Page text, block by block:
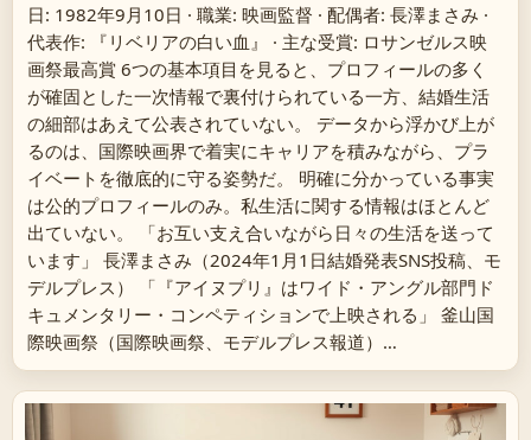
日: 1982年9月10日 · 職業: 映画監督 · 配偶者: 長澤まさみ ·
代表作: 『リベリアの白い血』 · 主な受賞: ロサンゼルス映
画祭最高賞 6つの基本項目を見ると、プロフィールの多く
が確固とした一次情報で裏付けられている一方、結婚生活
の細部はあえて公表されていない。 データから浮かび上が
るのは、国際映画界で着実にキャリアを積みながら、プラ
イベートを徹底的に守る姿勢だ。 明確に分かっている事実
は公的プロフィールのみ。私生活に関する情報はほとんど
出ていない。 「お互い支え合いながら日々の生活を送って
います」 長澤まさみ（2024年1月1日結婚発表SNS投稿、モ
デルプレス） 「『アイヌプリ』はワイド・アングル部門ド
キュメンタリー・コンペティションで上映される」 釜山国
際映画祭（国際映画祭、モデルプレス報道）…